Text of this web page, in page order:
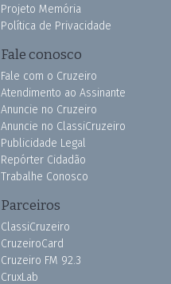
Projeto Memória
Política de Privacidade
Fale conosco
Fale com o Cruzeiro
Atendimento ao Assinante
Anuncie no Cruzeiro
Anuncie no ClassiCruzeiro
Publicidade Legal
Repórter Cidadão
Trabalhe Conosco
Parceiros
ClassiCruzeiro
CruzeiroCard
Cruzeiro FM 92.3
CruxLab